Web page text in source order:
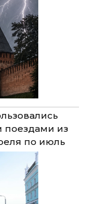
из
по июль